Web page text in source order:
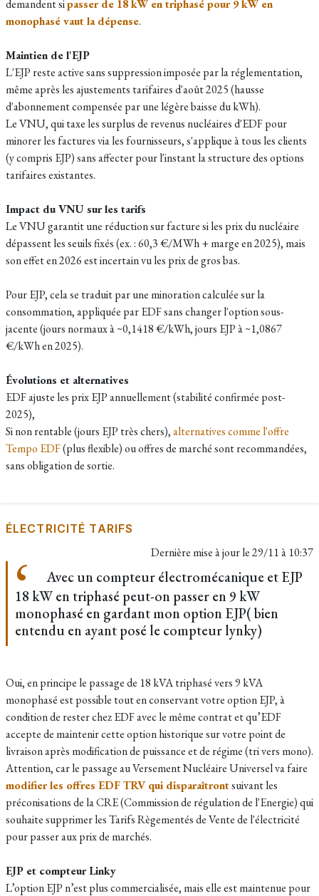
demandent sipasser de 18 kW en triphasé pour 9 kW en
monophasé vaut la dépense.
Maintien de l'EJP
L'EJP reste active sans suppression imposée par la réglementation,
même après les ajustements tarifaires d'août 2025 (hausse
d'abonnement compensée par une légère baisse du kWh).​
Le VNU, qui taxe les surplus de revenus nucléaires d'EDF pour
minorer les factures via les fournisseurs, s'applique à tous les clients
(y compris EJP) sans affecter pour l'instant la structure des options
tarifaires existantes.
Impact du VNU sur les tarifs
Le VNU garantit une réduction sur facture si les prix du nucléaire
dépassent les seuils fixés (ex. : 60,3 €/MWh + marge en 2025), mais
son effet en 2026 est incertain vu les prix de gros bas.​
Pour EJP, cela se traduit par une minoration calculée sur la
consommation, appliquée par EDF sans changer l'option sous-
jacente (jours normaux à ~0,1418 €/kWh, jours EJP à ~1,0867
€/kWh en 2025).​
Évolutions et alternatives
EDF ajuste les prix EJP annuellement (stabilité confirmée post-
2025),
Si non rentable (jours EJP très chers),alternatives comme l'offre
Tempo EDF(plus flexible) ou offres de marché sont recommandées,
sans obligation de sortie.
ÉLECTRICITÉ TARIFS
Dernière mise à jour le29/11 à 10:37
Avec un compteur électromécanique et EJP
18 kW en triphasé peut-on passer en 9 kW
monophasé en gardant mon option EJP( bien
entendu en ayant posé le compteur lynky)
Oui, en principe le passage de 18 kVA triphasé vers 9 kVA
monophasé est possible tout en conservant votre option EJP, à
condition de rester chez EDF avec le même contrat et qu’EDF
accepte de maintenir cette option historique sur votre point de
livraison après modification de puissance et de régime (tri vers mono).
Attention, car le passage au Versement Nucléaire Universel va faire
modifier les offres EDF TRV qui disparaîtrontsuivant les
préconisations de la CRE (Commission de régulation de l'Energie) qui
souhaite supprimer les Tarifs Règementés de Vente de l'électricité
pour passer aux prix de marchés.
EJP et compteur Linky
L’option EJP n’est plus commercialisée, mais elle est maintenue pour